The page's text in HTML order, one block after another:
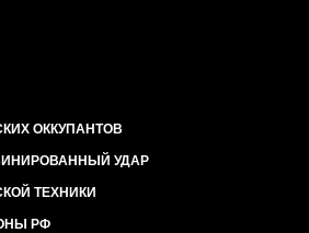
ОККУПАНТОВ
УДАР
ТЕХНИКИ
РФ